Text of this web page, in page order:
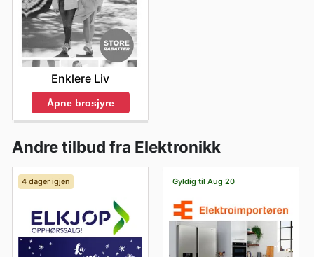
Enklere Liv
Åpne brosjyre
Andre tilbud fra Elektronikk
4 dager igjen Gyldig til Aug 20